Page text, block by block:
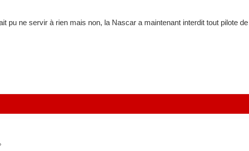
pu ne servir à rien mais non, la Nascar a maintenant interdit tout pilote